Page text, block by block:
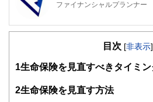
ファイナンシャルプランナー
FinancialField編集部は、金融
知識がない方でも理解できる
得者を中心に「お金や暮らし
験者で構成され、企画立案か
目次 [非表示]
1 生命保険を見直すべきタイミン
2生命保険を見直す方法